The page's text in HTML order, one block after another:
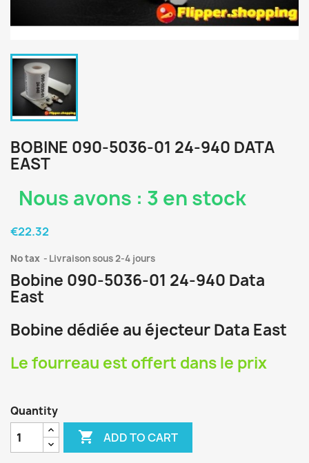
BOBINE 090-5036-01 24-940 DATA
EAST
Nous avons : 3 en stock
€22.32
No tax Livraison sous 2-4 jours
Bobine 090-5036-01 24-940 Data
East
Bobine dédiée au éjecteur Data East
Le fourreau est offert dans le prix
Quantity
 ADD TO CART